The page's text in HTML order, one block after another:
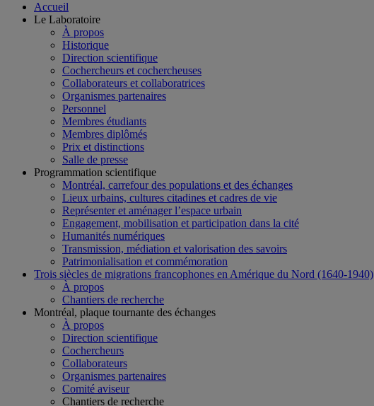
Accueil
Le Laboratoire
À propos
Historique
Direction scientifique
Cochercheurs et cochercheuses
Collaborateurs et collaboratrices
Organismes partenaires
Personnel
Membres étudiants
Membres diplômés
Prix et distinctions
Salle de presse
Programmation scientifique
Montréal, carrefour des populations et des échanges
Lieux urbains, cultures citadines et cadres de vie
Représenter et aménager l’espace urbain
Engagement, mobilisation et participation dans la cité
Humanités numériques
Transmission, médiation et valorisation des savoirs
Patrimonialisation et commémoration
Trois siècles de migrations francophones en Amérique du Nord (1640-1940)
À propos
Chantiers de recherche
Montréal, plaque tournante des échanges
À propos
Direction scientifique
Cochercheurs
Collaborateurs
Organismes partenaires
Comité aviseur
Chantiers de recherche